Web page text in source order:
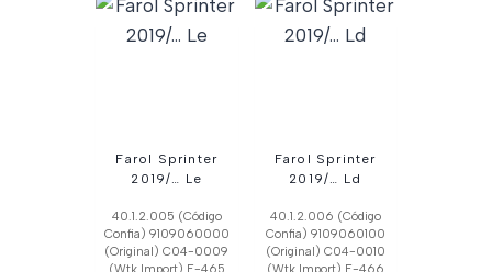
Farol Sprinter
2019/… Le
40.1.2.005 (Código
Confia) 9109060000
(Original) C04-0009
Farol Sprinter
2019/… Ld
40.1.2.006 (Código
Confia) 9109060100
(Original) C04-0010